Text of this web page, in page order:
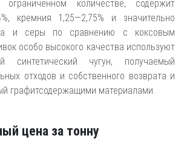
количестве, содержит
кремния 1,25—2,75% и значительно
и серы по сравнению с коксовым
особо высокого качества используют
синтетический чугун, получаемый
отходов и собственного возврата и
графитсодержащими материалами.
цена за тонну